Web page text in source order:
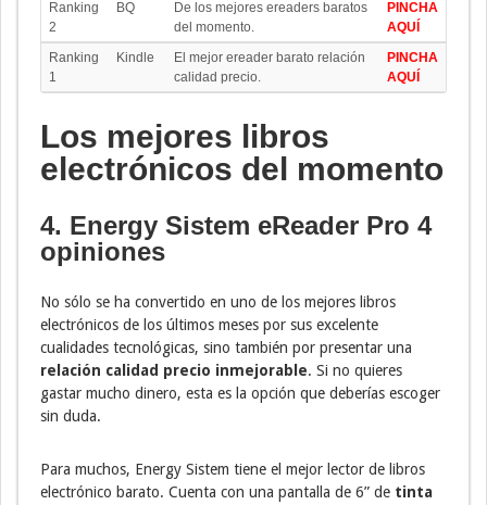
Ranking
2
BQ
De los mejores ereaders baratos
del momento.
PINCHA
AQUÍ
Ranking
1
Kindle
El mejor ereader barato relación
calidad precio.
PINCHA
AQUÍ
Los mejores libros
electrónicos del momento
4. Energy Sistem eReader Pro 4
opiniones
No sólo se ha convertido en uno de los mejores libros
electrónicos de los últimos meses por sus excelente
cualidades tecnológicas, sino también por presentar una
relación calidad precio inmejorable. Si no quieres
gastar mucho dinero, esta es la opción que deberías escoger
sin duda.
Para muchos, Energy Sistem tiene el mejor lector de libros
electrónico barato. Cuenta con una pantalla de 6” de tinta